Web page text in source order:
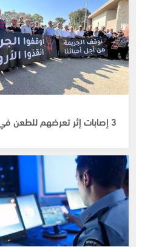
3 إصابات إثر تعرضهم للطعن في الطيبة